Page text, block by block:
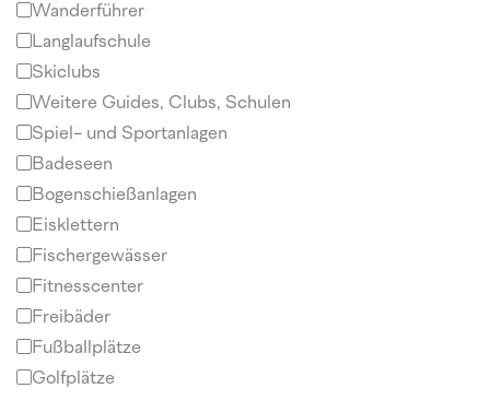
Wanderführer
Langlaufschule
Skiclubs
Weitere Guides, Clubs, Schulen
Spiel- und Sportanlagen
Badeseen
Bogenschießanlagen
Eisklettern
Fischergewässer
Fitnesscenter
Freibäder
Fußballplätze
Golfplätze